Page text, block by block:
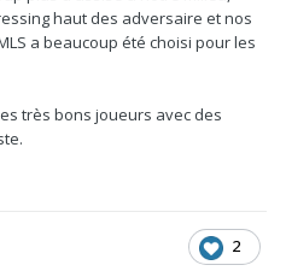
haut des adversaire et nos
a beaucoup été choisi pour les
très bons joueurs avec des
2